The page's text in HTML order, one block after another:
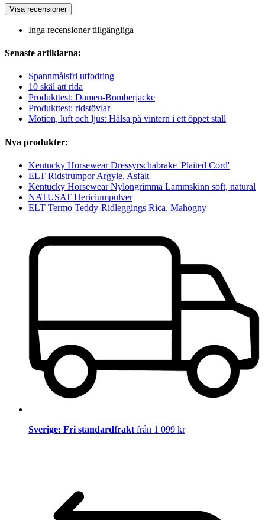
Visa recensioner
Inga recensioner tillgängliga
Senaste artiklarna:
Spannmålsfri utfodring
10 skäl att rida
Produkttest: Damen-Bomberjacke
Produkttest: ridstövlar
Motion, luft och ljus: Hälsa på vintern i ett öppet stall
Nya produkter:
Kentucky Horsewear Dressyrschabrake 'Plaited Cord'
ELT Ridstrumpor Argyle, Asfalt
Kentucky Horsewear Nylongrimma Lammskinn soft, natural
NATUSAT Hericiumpulver
ELT Termo Teddy-Ridleggings Rica, Mahogny
Sverige: Fri standardfrakt från 1 099 kr